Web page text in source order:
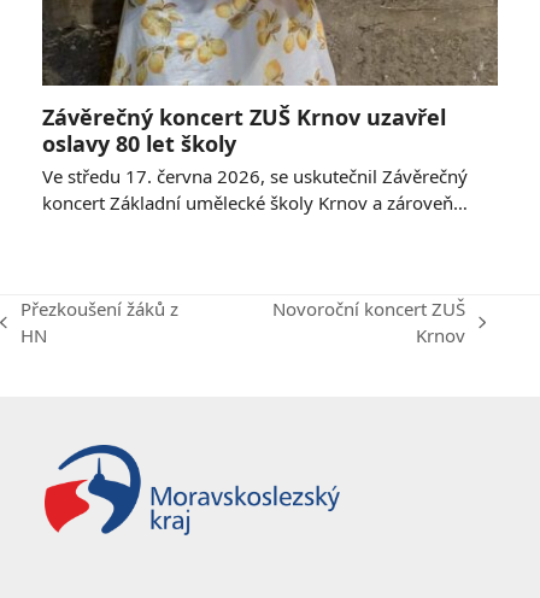
Závěrečný koncert ZUŠ Krnov uzavřel
oslavy 80 let školy
Ve středu 17. června 2026, se uskutečnil Závěrečný
koncert Základní umělecké školy Krnov a zároveň…
previous
Přezkoušení žáků z
HN
Novoroční koncert ZUŠ
Krnov